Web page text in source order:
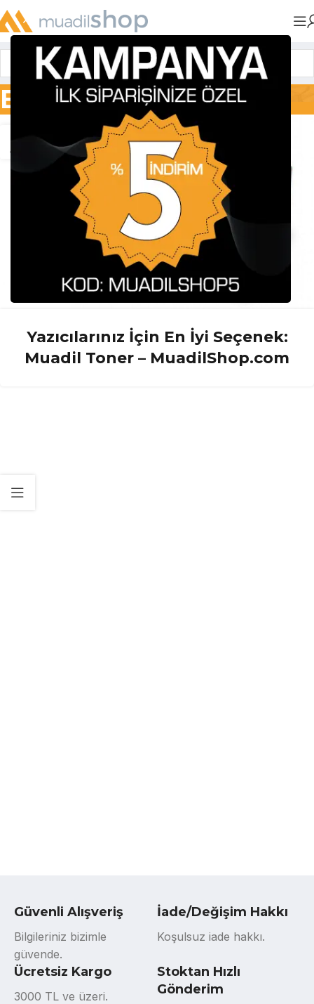
Blog
ARA
Yazıcılarınız İçin En İyi Seçenek:
Muadil Toner – MuadilShop.com
Güvenli Alışveriş
Bilgileriniz bizimle
güvende.
İade/Değişim Hakkı
Koşulsuz iade hakkı.
Ücretsiz Kargo
3000 TL ve üzeri.
Stoktan Hızlı
Gönderim